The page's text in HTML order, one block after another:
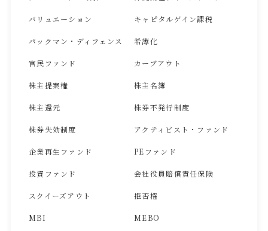
バリュエーション キャピタルゲイン課税
パックマン・ディフェンス 希薄化
官民ファンド カーブアウト
株主提案権 株主名簿
株主還元 株券不発行制度
株券失効制度 アクティビスト・ファンド
企業再生ファンド PEファンド
投資ファンド 会社役員賠償責任保険
スクイーズアウト 拒否権
MBI MEBO